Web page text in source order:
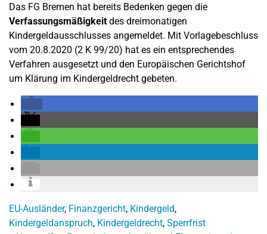
Das FG Bremen hat bereits Bedenken gegen die
Verfassungsmäßigkeitdes dreimonatigen
Kindergeldausschlusses angemeldet. Mit Vorlagebeschluss
vom 20.8.2020 (2 K 99/20) hat es ein entsprechendes
Verfahren ausgesetzt und den Europäischen Gerichtshof
um Klärung im Kindergeldrecht gebeten.
EU-Ausländer, Finanzgericht, Kindergeld,
Kindergeldanspruch, Kindergeldrecht, Sperrfrist